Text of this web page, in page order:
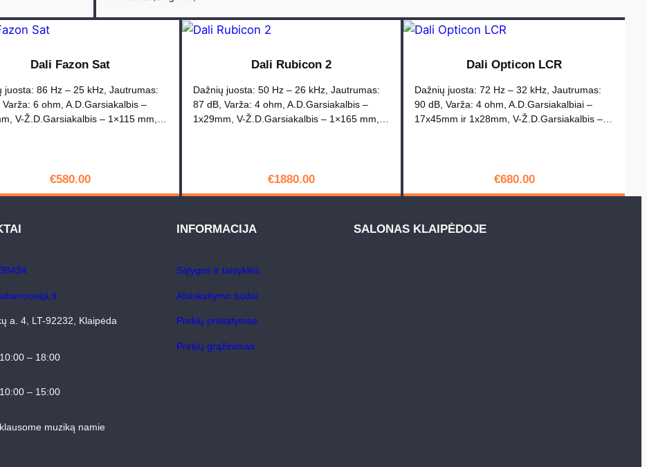
k
b
Dali Fazon Sat
juosta: 86 Hz – 25 kHz, Jautrumas:
Varža: 6 ohm, A.D.Garsiakalbis –
V-Ž.D.Garsiakalbis – 1×115 mm,…
€580.00
Dali Rubicon 2
Dažnių juosta: 50 Hz – 26 kHz, Jautrumas:
87 dB, Varža: 4 ohm, A.D.Garsiakalbis –
1x29mm, V-Ž.D.Garsiakalbis – 1×165 mm,…
€1880.00
Dali Opticon LCR
Dažnių juosta: 72 Hz – 32 kHz, Jautrumas:
90 dB, Varža: 4 ohm, A.D.Garsiakalbiai –
17x45mm ir 1x28mm, V-Ž.D.Garsiakalbis –…
€680.00
a. 4, LT-92232, Klaipėda
10:00 – 18:00
10:00 – 15:00
klausome muziką namie
INFORMACIJA
Sąlygos ir taisyklės
Atsiskaitymo būdai
Prekių pristatymas
Prekių grąžinimas
SALONAS KLAIPĖDOJE